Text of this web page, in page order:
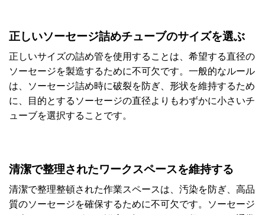
正しいソーセージ詰めチューブのサイズを選ぶ
正しいサイズの詰め管を使用することは、希望する直径の
ソーセージを製造するために不可欠です。一般的なルール
は、ソーセージ詰め時に破裂を防ぎ、形状を維持するため
に、目的とするソーセージの直径よりもわずかに小さいチ
ューブを選択することです。
清潔で整理されたワークスペースを維持する
清潔で整理整頓された作業スペースは、汚染を防ぎ、高品
質のソーセージを確保するために不可欠です。ソーセージ